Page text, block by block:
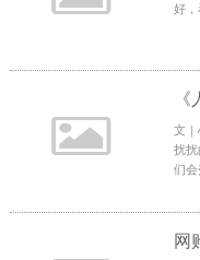
好
文
扰
们会